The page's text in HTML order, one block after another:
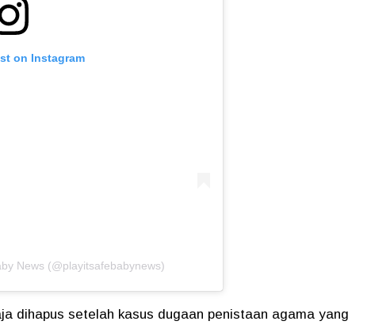
on Instagram
News (@playitsafebabynews)
dihapus setelah kasus dugaan penistaan agama yang